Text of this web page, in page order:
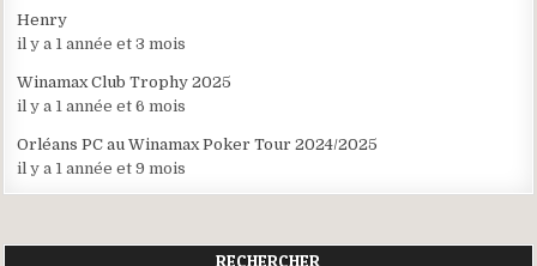
Henry
il y a 1 année et 3 mois
Winamax Club Trophy 2025
il y a 1 année et 6 mois
Orléans PC au Winamax Poker Tour 2024/2025
il y a 1 année et 9 mois
RECHERCHER